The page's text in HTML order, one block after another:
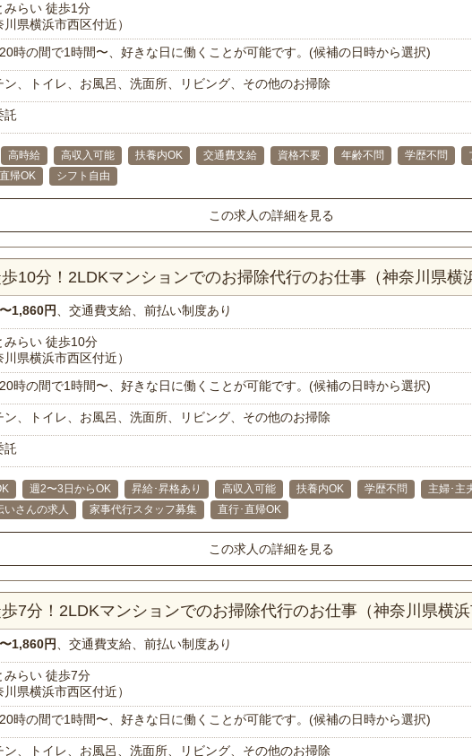
みらい 徒歩1分
川県横浜市西区付近）
時の間で1時間〜、好きな日に働くことが可能です。(候補の日時から選択)
ン、トイレ、お風呂、洗面所、リビング、その他のお掃除
託
高時給 高収入可能 扶養内OK 交通費支給 資格不要 年齢不問 学歴不問
帰OK シフト自由
この求人の詳細を見る
10分！2LDKマンションでのお掃除代行のお仕事（神奈川県横
1,860円 、交通費支給、前払い制度あり
みらい 徒歩10分
川県横浜市西区付近）
時の間で1時間〜、好きな日に働くことが可能です。(候補の日時から選択)
ン、トイレ、お風呂、洗面所、リビング、その他のお掃除
託
週2〜3日からOK 昇給･昇格あり 高収入可能 扶養内OK 学歴不問 主婦･主
いさんの求人 家事代行スタッフ募集 直行･直帰OK
この求人の詳細を見る
7分！2LDKマンションでのお掃除代行のお仕事（神奈川県横浜
1,860円 、交通費支給、前払い制度あり
みらい 徒歩7分
川県横浜市西区付近）
時の間で1時間〜、好きな日に働くことが可能です。(候補の日時から選択)
ン、トイレ、お風呂、洗面所、リビング、その他のお掃除